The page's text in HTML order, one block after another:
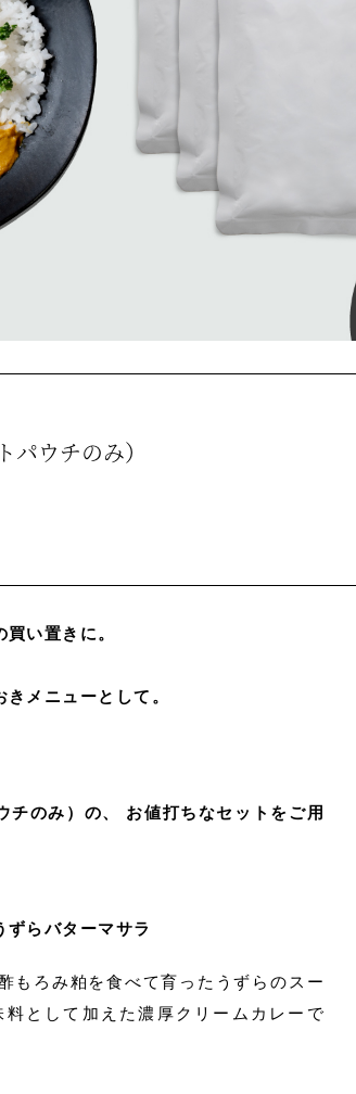
ウチのみ）
い置きに。
メニューとして。
チのみ）の、 お値打ちなセットをご用
らバターマサラ
もろみ粕を食べて育ったうずらのスー
として加えた濃厚クリームカレーで